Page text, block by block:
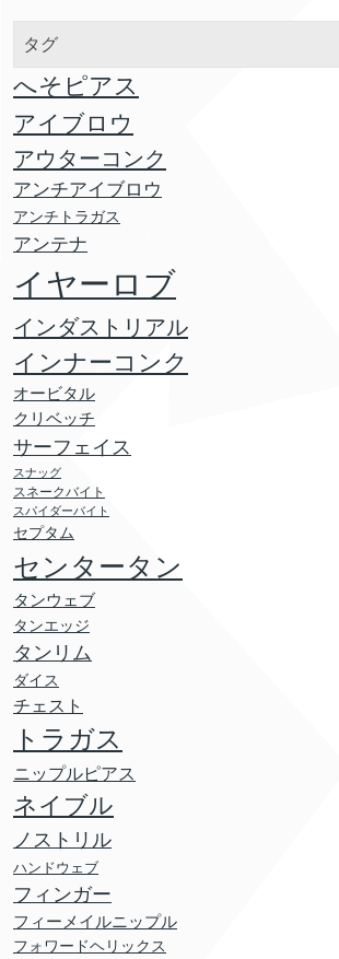
タグ
へそピアス
アイブロウ
アウターコンク
アンチアイブロウ
アンチトラガス
アンテナ
イヤーロブ
インダストリアル
インナーコンク
オービタル
クリベッチ
サーフェイス
スナッグ
スネークバイト
スパイダーバイト
セプタム
センタータン
タンウェブ
タンエッジ
タンリム
ダイス
チェスト
トラガス
ニップルピアス
ネイブル
ノストリル
ハンドウェブ
フィンガー
フィーメイルニップル
フォワードヘリックス